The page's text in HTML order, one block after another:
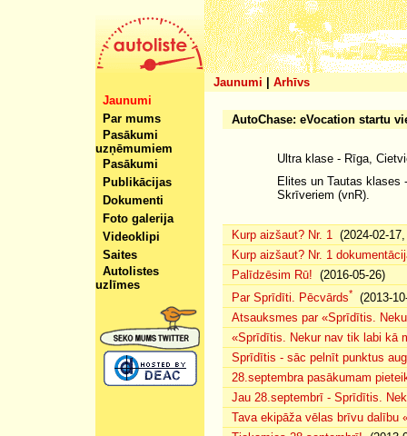
Jaunumi
Arhīvs
Jaunumi
Par mums
Pasākumi
uzņēmumiem
Pasākumi
Publikācijas
Dokumenti
Foto galerija
Videoklipi
Saites
Autolistes
uzlīmes
AutoChase: eVocation startu
Ultra klase - Rīga,
Elites un Tautas klases
Skrīveriem (vnR).
Kurp aizšaut? Nr. 1 (2024-02-
Kurp aizšaut? Nr. 1
Palīdzēsim Rū! (2016-05-26)
Par Sprīdīti. Pēcvārds*
(2013-
Atsauksmes par «Sprīdītis.
«Sprīdītis. Nekur nav tik labi kā
Sprīdītis - sāc pelnīt punktus
28.septembra pasākumam
Jau 28.septembrī - Sprīdītis.
Tava ekipāža vēlas brīvu dalību